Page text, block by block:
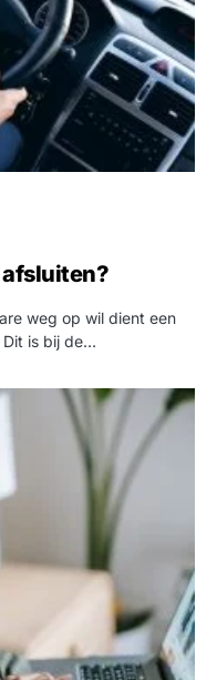
weg op wil dient een
is bij de…